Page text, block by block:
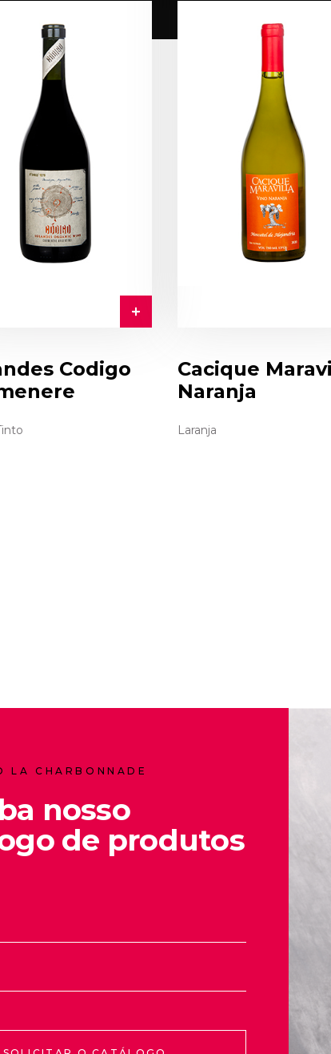
Codigo
Cacique
Naranja
Laranja
LA CHARBONNADE
nosso
de produtos